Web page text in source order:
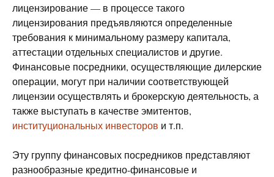
лицензирование — в процессе такого
лицензирования предъявляются определенные
требования к минимальному размеру капитала,
аттестации отдельных специалистов и другие.
Финансовые посредники, осуществляющие дилерские
операции, могут при наличии соответствующей
лицензии осуществлять и брокерскую деятельность, а
также выступать в качестве эмитентов,
институциональных инвесторов и т.п.
Эту группу финансовых посредников представляют
разнообразные кредитно-финансовые и